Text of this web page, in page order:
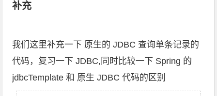
补充
我们这里补充一下 原生的 JDBC 查询单条记录的
代码，复习一下 JDBC,同时比较一下 Spring 的
jdbcTemplate 和 原生 JDBC 代码的区别